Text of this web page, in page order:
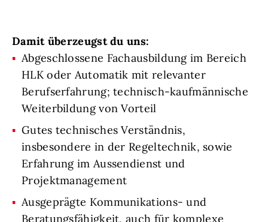
Damit überzeugst du uns:
Abgeschlossene Fachausbildung im Bereich
HLK oder Automatik mit relevanter
Berufserfahrung; technisch-kaufmännische
Weiterbildung von Vorteil
Gutes technisches Verständnis,
insbesondere in der Regeltechnik, sowie
Erfahrung im Aussendienst und
Projektmanagement
Ausgeprägte Kommunikations- und
Beratungsfähigkeit, auch für komplexe